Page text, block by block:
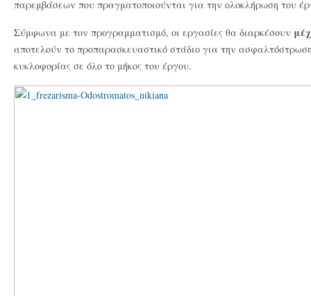
παρεμβάσεων που πραγματοποιούνται για την ολοκλήρωση του
Σύμφωνα με τον προγραμματισμό, οι εργασίες θα διαρκέσουν
αποτελούν το προπαρασκευαστικό στάδιο για την
κυκλοφορίας σε όλο το μήκος του έργου.